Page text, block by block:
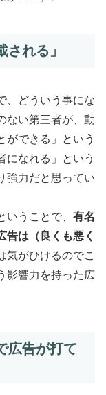
される」
、どういう事にな
ない第三者が、動
ができる」という
になれる」という
強力だと思ってい
うことで、 有名
告は（良くも悪く
気がひけるのでこ
影響力を持った広
広告が打て